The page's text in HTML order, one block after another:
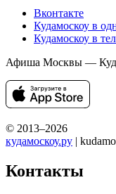
Вконтакте
Кудамоскоу в
Кудамоскоу в
Афиша Москвы —
© 2013–2026
кудамоскоу.ру |
Контакты